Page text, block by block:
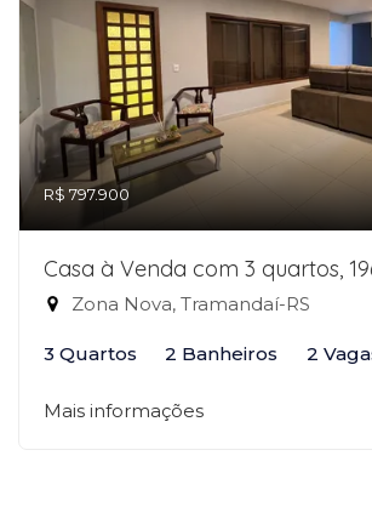
R$ 797.900
Casa à Venda com 3 quartos,
Zona Nova, Tramandaí-RS
3 Quartos 2 Banheiros 2
Mais informações